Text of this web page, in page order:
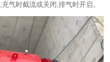
充气时截流或关闭 ,排气时开启。